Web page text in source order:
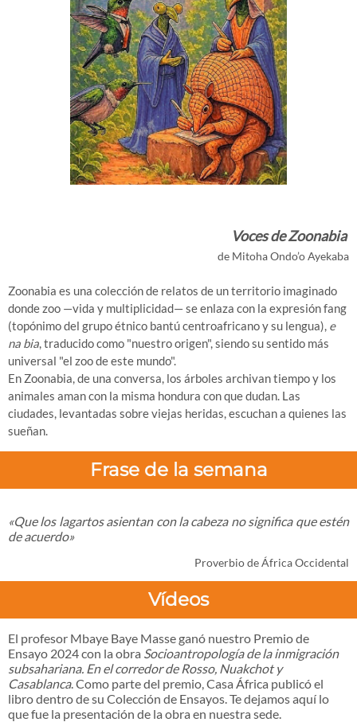
Voces de Zoonabia
de Mitoha Ondo’o Ayekaba
Zoonabia es una colección de relatos de un territorio imaginado
donde zoo —vida y multiplicidad— se enlaza con la expresión fang
(topónimo del grupo étnico bantú centroafricano y su lengua), e
na bia, traducido como "nuestro origen", siendo su sentido más
universal "el zoo de este mundo".
En Zoonabia, de una conversa, los árboles archivan tiempo y los
animales aman con la misma hondura con que dudan. Las
ciudades, levantadas sobre viejas heridas, escuchan a quienes las
sueñan.
Frase de la semana
«Que los lagartos asientan con la cabeza no significa que estén
de acuerdo»
Proverbio de África Occidental
Vídeos
El profesor Mbaye Baye Masse ganó nuestro Premio de
Ensayo 2024 con la obra Socioantropología de la inmigración
subsahariana. En el corredor de Rosso, Nuakchot y
Casablanca. Como parte del premio, Casa África publicó el
libro dentro de su Colección de Ensayos. Te dejamos aquí lo
que fue la presentación de la obra en nuestra sede.